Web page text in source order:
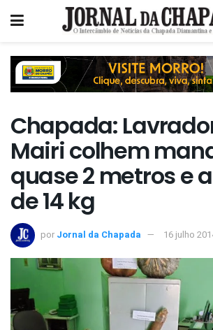
Chapada:
Mairi colhem
quase 2 metros e
de 14 kg
por Jornal da Chapada 16 julho